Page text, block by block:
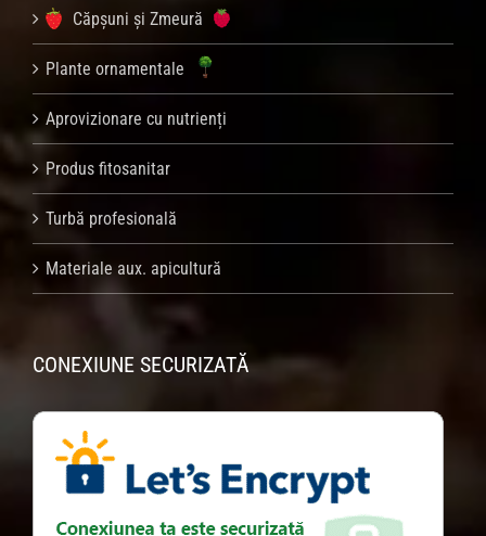
Căpșuni și Zmeură
Plante ornamentale
Aprovizionare cu nutrienți
Produs fitosanitar
Turbă profesională
Materiale aux. apicultură
CONEXIUNE SECURIZATĂ